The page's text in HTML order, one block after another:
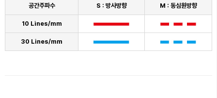
공간주파수 S : 방사방향 M : 동심원방향
10 Lines/mm
30 Lines/mm